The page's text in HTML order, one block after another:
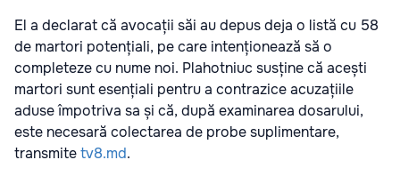
El a declarat că avocații săi au depus deja o listă cu 58
de martori potențiali, pe care intenționează să o
completeze cu nume noi. Plahotniuc susține că acești
martori sunt esențiali pentru a contrazice acuzațiile
aduse împotriva sa și că, după examinarea dosarului,
este necesară colectarea de probe suplimentare,
transmitetv8.md.